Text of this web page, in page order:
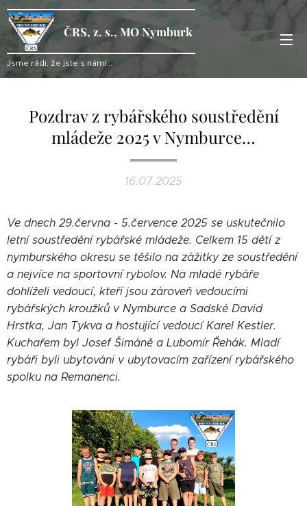
ČRS, z. s., MO Nymburk
Jsme rádi, že jste s námi...
Pozdrav z rybářského soustředění
mládeže 2025 v Nymburce…
16.07.2025
Ve dnech 29.června - 5.července 2025 se uskutečnilo
letní soustředění rybářské mládeže. Celkem 15 dětí z
nymburského okresu se těšilo na zážitky ze soustředění
a nejvíce na sportovní rybolov. Na mladé rybáře
dohlíželi vedoucí, kteří jsou zároveň vedoucími
rybářských kroužků v Nymburce a Sadské David
Hrstka, Jan Tykva a hostující vedoucí Karel Kestler.
Kuchařem byl Josef Šimáně a Lubomír Řehák. Mladí
rybáři byli ubytováni v ubytovacím zařízení rybářského
spolku na Remanenci.